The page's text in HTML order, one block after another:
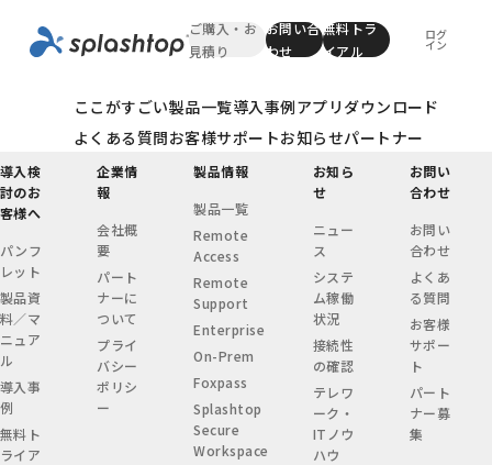
ご購入・お
見積り
お問い合
わせ
無料トラ
イアル
ログ
イン
ここがすごい製品一覧導入事例アプリダウンロード
よくある質問お客様サポートお知らせパートナー
導入検
討のお
客様へ
パンフ
レット
製品資
料／マ
ニュア
ル
導入事
例
無料ト
ライア
企業情
報
会社概
要
パート
ナーに
ついて
プライ
バシー
ポリシ
ー
製品情報
製品一覧
Remote
Access
Remote
Support
Enterprise
On-Prem
Foxpass
Splashtop
Secure
Workspace
お知ら
せ
ニュー
ス
システ
ム稼働
状況
接続性
の確認
テレワ
ーク・
ITノウ
ハウ
お問い
合わせ
お問い
合わせ
よくあ
る質問
お客様
サポー
ト
パート
ナー募
集